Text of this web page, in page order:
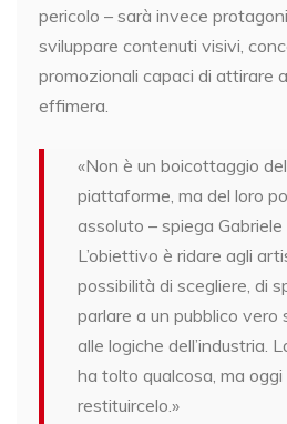
pericolo – sarà invece
sviluppare contenuti visivi,
promozionali capaci di attirare
effimera.
«Non è un boicottaggio
piattaforme, ma del loro
assoluto – spiega Gabriele
L’obiettivo è ridare agli
possibilità di scegliere, di
parlare a un pubblico vero
alle logiche dell’industria.
ha tolto qualcosa, ma oggi
restituircelo.»